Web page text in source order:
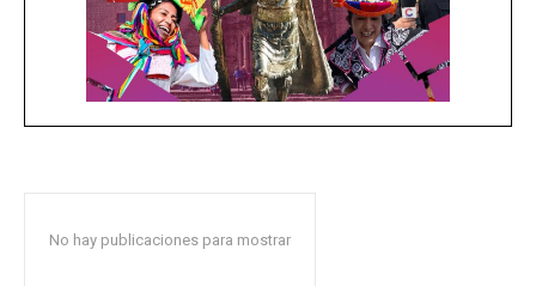
No hay publicaciones para mostrar